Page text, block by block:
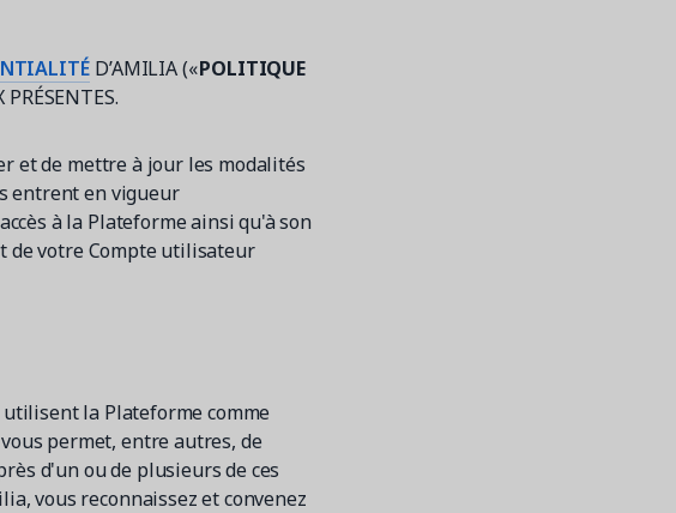
D’AMILIA («POLITIQUE
et de mettre à jour les modalités
entrent en vigueur
à la Plateforme ainsi qu'à son
de votre Compte utilisateur
la Plateforme comme
vous permet, entre autres, de
d'un ou de plusieurs de ces
vous reconnaissez et convenez